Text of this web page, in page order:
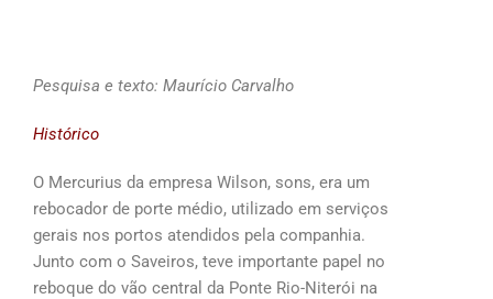
Pesquisa e texto: Maurício Carvalho
Histórico
O Mercurius da empresa Wilson, sons, era um
rebocador de porte médio, utilizado em serviços
gerais nos portos atendidos pela companhia.
Junto com o Saveiros, teve importante papel no
reboque do vão central da Ponte Rio-Niterói na